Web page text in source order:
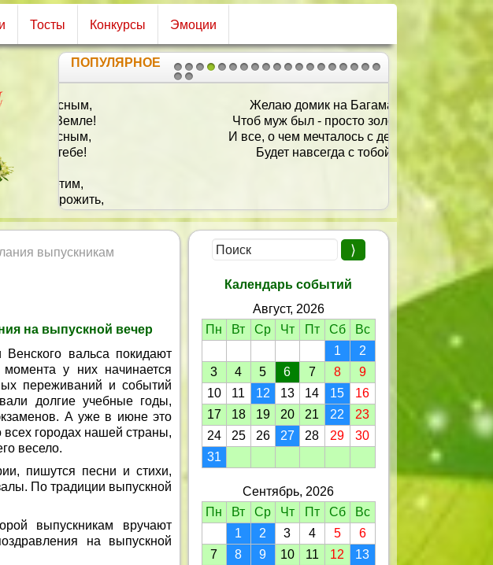
Тосты Конкурсы Эмоции
1 2
2021
ПОПУЛЯРНОЕ
Желаю домик на Багамах
Чтоб муж был - просто золотой!
И все, о чем мечталось с детства
Будет навсегда с тобой!
выпускникам
на выпускной вечер
вальса покидают
у них начинается
переживаний и событий
долгие учебные годы,
А уже в июне это
городах нашей страны,
весело.
пишутся песни и стихи,
По традиции выпускной
выпускникам вручают
на выпускной
Календарь событий
Август, 2026
Пн
Вт Ср Чт Пт Сб
Вс
1
2
3
4 5 6 7 8
9
10
11 12 13 14 15
16
17
18 19 20 21 22
23
24
25 26 27 28 29
30
31
Сентябрь, 2026
Пн
Вт Ср Чт Пт Сб
Вс
1
2 3 4 5
6
7
8 9 10 11 12
13